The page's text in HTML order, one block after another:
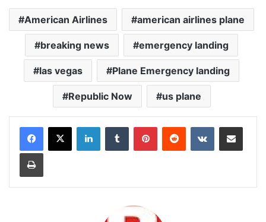
American Airlines american airlines plane
breaking news emergency landing
las vegas Plane Emergency landing
Republic Now us plane
LinkedInTumblr PinterestReddit VKontakteShare via Email
Print